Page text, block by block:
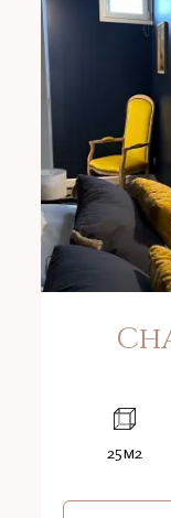
25m2